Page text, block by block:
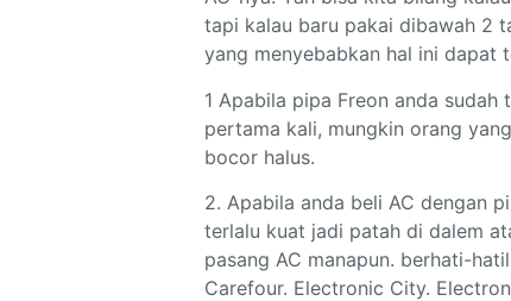
tapi kalau baru pakai dibawah 2
yang menyebabkan hal ini dapat
1 Apabila pipa Freon anda
pertama kali, mungkin orang
bocor halus.
2. Apabila anda beli AC dengan
terlalu kuat jadi patah di dalem
pasang AC manapun. berhati-
Carefour. Electronic City.